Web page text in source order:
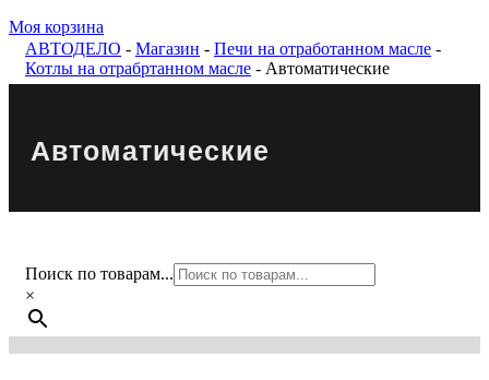
Моя корзина
АВТОДЕЛО - Магазин - Печи на отработанном масле -
Котлы на отрабртанном масле - Автоматические
Автоматические
Поиск по товарам...
×